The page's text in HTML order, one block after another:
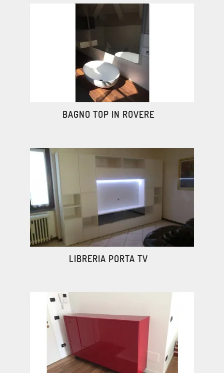
BAGNO TOP IN ROVERE
LIBRERIA PORTA TV